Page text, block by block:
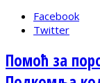
Facebook
Twitter
Помоћ за